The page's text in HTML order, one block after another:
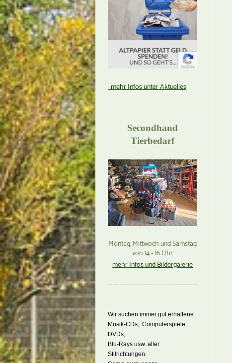
mehr Infos unter Aktuelles
Secondhand
Tierbedarf
Montag, Mittwoch und Samstag
von 14 - 16 Uhr
mehr Infos und Bildergalerie
Wir suchen immer gut erhaltene
Musik-CDs, Computerspiele,
DVDs,
Blu-Rays usw. aller
Stilrichtungen.